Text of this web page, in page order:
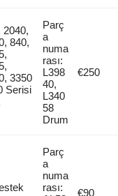
2040,
840,
3350
Serisi
Parç
a
numa
rası:
L398
40,
L340
58
Drum
€250
Parç
a
numa
rası:
€90